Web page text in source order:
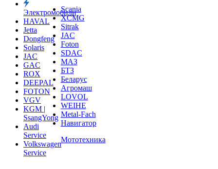
Электромобили
HAVAL
Jetta
Dongfeng
Solaris
JAC
GAC
ROX
DEEPAL
FOTON
VGV
KGM |
SsangYong
Audi
Service
Volkswagen
Service
XCMG
Sitrak
JAC
Foton
SDAC
МАЗ
БТЗ
Беларус
Агромаш
LOVOL
WEIHE
Metal-Fach
Навигатор